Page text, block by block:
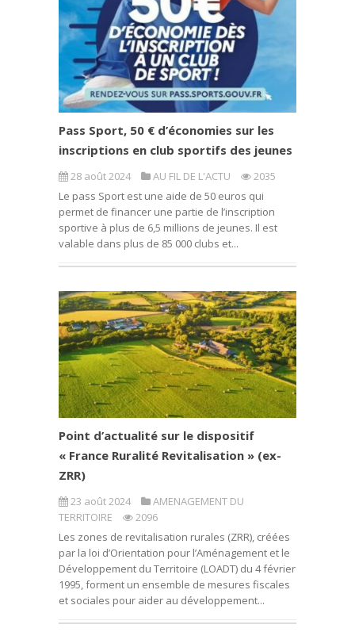
Pass Sport, 50 € d’économies sur les
inscriptions en club sportifs des jeunes
28 août 2024 AU FIL DE L'ACTU
2035
Le pass Sport est une aide de 50 euros qui
permet de financer une partie de l’inscription
sportive à plus de 6,5 millions de jeunes. Il est
valable dans plus de 85 000 clubs et...
Point d’actualité sur le dispositif
« France Ruralité Revitalisation » (ex-
ZRR)
23 août 2024
AMENAGEMENT DU
TERRITOIRE
2096
Les zones de revitalisation rurales (ZRR), créées
par la loi d’Orientation pour l’Aménagement et le
Développement du Territoire (LOADT) du 4 février
1995, forment un ensemble de mesures fiscales
et sociales pour aider au développement...